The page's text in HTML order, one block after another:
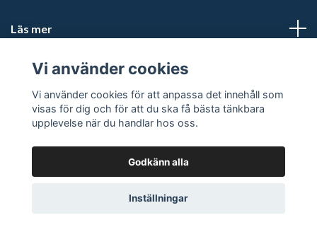
Läs mer
Sociala medier
© 2026 Biltillbehörsbutiken
Vi använder cookies
Vi använder cookies för att anpassa det innehåll som
visas för dig och för att du ska få bästa tänkbara
upplevelse när du handlar hos oss.
Godkänn alla
Inställningar